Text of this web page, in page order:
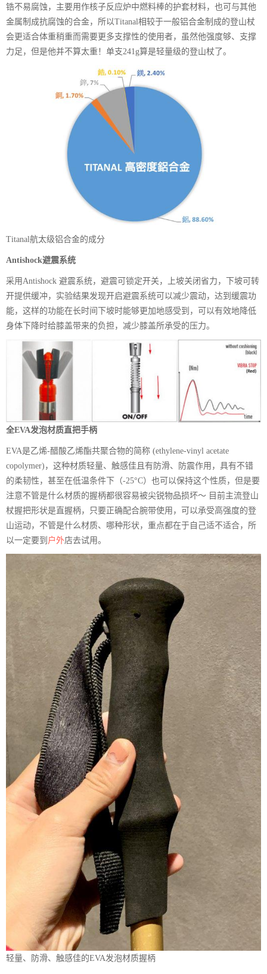
锆不易腐蚀，主要用作核子反应炉中燃料棒的护套材料，也可与其他
金属制成抗腐蚀的合金，所以Titanal相较于一般铝合金制成的登山杖
会更适合体重稍重而需要更多支撑性的使用者，虽然他强度够、支撑
力足，但是他并不算太重！单支241g算是轻量级的登山杖了。
Titanal航太级铝合金的成分
Antishock避震系统
采用Antishock 避震系统，避震可锁定开关，上坡关闭省力，下坡可转
开提供缓冲，实验结果发现开启避震系统可以减少震动，达到缓震功
能，这样的功能在长时间下坡时能够更加地感受到，可以有效地降低
身体下降时给膝盖带来的负担，减少膝盖所承受的压力。
全EVA发泡材质直把手柄
EVA是乙烯-醋酸乙烯酯共聚合物的简称 (ethylene-vinyl acetate
copolymer)，这种材质轻量、触感佳且有防滑、防震作用，具有不错
的柔韧性，甚至在低温条件下（-25°C）也可以保持这个性质，但是要
注意不管是什么材质的握柄都很容易被尖锐物品损坏～ 目前主流登山
杖握把形状是直握柄，只要正确配合腕带使用，可以承受高强度的登
山运动，不管是什么材质、哪种形状，重点都在于自己适不适合，所
以一定要到 户外店去试用。
轻量、防滑、触感佳的EVA发泡材质握柄